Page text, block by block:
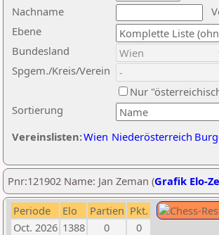
Nachname
Ebene
Sortierung
Bundesland
Spgem./Kreis/Verein
Nur
Vereinslisten:Wien Niederösterreich
Pnr:121902 Name: Jan Zeman (Grafik Elo-
Periode Elo Partien Pkt.
Oct. 2026 1388 0
0